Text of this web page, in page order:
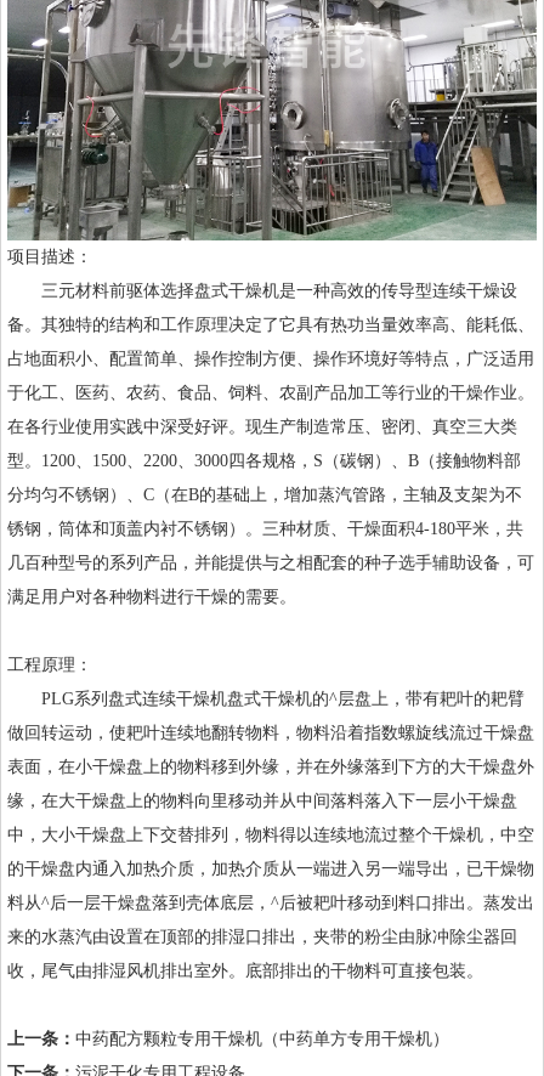
项目描述：
三元材料前驱体选择盘式干燥机是一种高效的传导型连续干燥设
备。其独特的结构和工作原理决定了它具有热功当量效率高、能耗低、
占地面积小、配置简单、操作控制方便、操作环境好等特点，广泛适用
于化工、医药、农药、食品、饲料、农副产品加工等行业的干燥作业。
在各行业使用实践中深受好评。现生产制造常压、密闭、真空三大类
型。1200、1500、2200、3000四各规格，S（碳钢）、B（接触物料部
分均匀不锈钢）、C（在B的基础上，增加蒸汽管路，主轴及支架为不
锈钢，筒体和顶盖内衬不锈钢）。三种材质、干燥面积4-180平米，共
几百种型号的系列产品，并能提供与之相配套的种子选手辅助设备，可
满足用户对各种物料进行干燥的需要。
工程原理：
PLG系列盘式连续干燥机盘式干燥机的^层盘上，带有耙叶的耙臂
做回转运动，使耙叶连续地翻转物料，物料沿着指数螺旋线流过干燥盘
表面，在小干燥盘上的物料移到外缘，并在外缘落到下方的大干燥盘外
缘，在大干燥盘上的物料向里移动并从中间落料落入下一层小干燥盘
中，大小干燥盘上下交替排列，物料得以连续地流过整个干燥机，中空
的干燥盘内通入加热介质，加热介质从一端进入另一端导出，已干燥物
料从^后一层干燥盘落到壳体底层，^后被耙叶移动到料口排出。蒸发出
来的水蒸汽由设置在顶部的排湿口排出，夹带的粉尘由脉冲除尘器回
收，尾气由排湿风机排出室外。底部排出的干物料可直接包装。
上一条： 中药配方颗粒专用干燥机（中药单方专用干燥机）